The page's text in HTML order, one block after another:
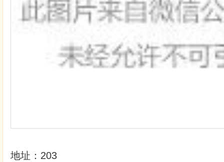
地址：203